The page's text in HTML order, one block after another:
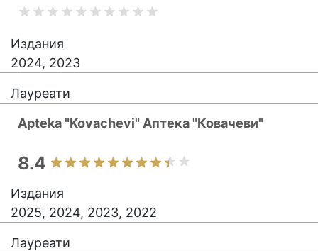
Издания
2024, 2023
Лауреати
Apteka "Kovachevi" Аптека "Ковачеви"
8.4
Издания
2025, 2024, 2023, 2022
Лауреати